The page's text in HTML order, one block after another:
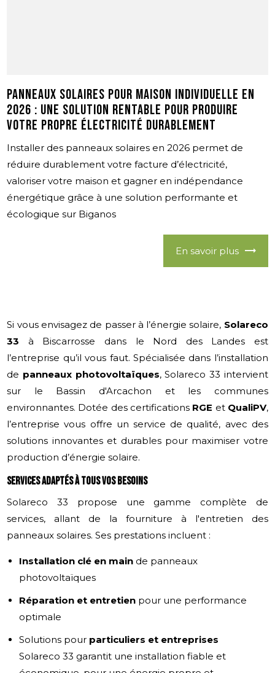
Panneaux solaires pour maison individuelle en
2026 : une solution rentable pour produire
votre propre électricité durablement
Installer des panneaux solaires en 2026 permet de
réduire durablement votre facture d’électricité,
valoriser votre maison et gagner en indépendance
énergétique grâce à une solution performante et
écologique sur Biganos
En savoir plus
Si vous envisagez de passer à l’énergie solaire, Solareco
33 à Biscarrosse dans le Nord des Landes est
l’entreprise qu’il vous faut. Spécialisée dans l’installation
de panneaux photovoltaïques, Solareco 33 intervient
sur le Bassin d'Arcachon et les communes
environnantes. Dotée des certifications RGE et QualiPV,
l’entreprise vous offre un service de qualité, avec des
solutions innovantes et durables pour maximiser votre
production d’énergie solaire.
Services adaptés à tous vos besoins
Solareco 33 propose une gamme complète de
services, allant de la fourniture à l'entretien des
panneaux solaires. Ses prestations incluent :
Installation clé en main de panneaux
photovoltaïques
Réparation et entretien pour une performance
optimale
Solutions pour particuliers et entreprises
Solareco 33 garantit une installation fiable et